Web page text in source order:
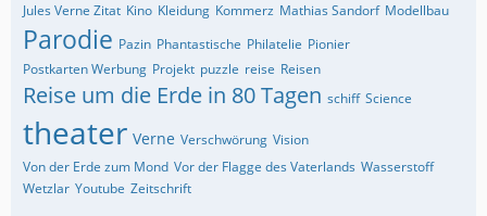
Jules Verne Zitat Kino Kleidung Kommerz Mathias Sandorf Modellbau
Parodie Pazin Phantastische Philatelie Pionier
Postkarten Werbung Projekt puzzle reise Reisen
Reise um die Erde in 80 Tagen schiff Science
theater Verne Verschwörung Vision
Von der Erde zum Mond Vor der Flagge des Vaterlands Wasserstoff
Wetzlar Youtube Zeitschrift